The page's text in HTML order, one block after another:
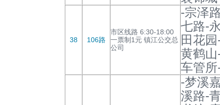
38 106路
市区线路 6:30-18:00
一票制1元 镇江公交总
公司
-宗泽
七路-
田花
黄鹤
车管
-梦溪
溪路-